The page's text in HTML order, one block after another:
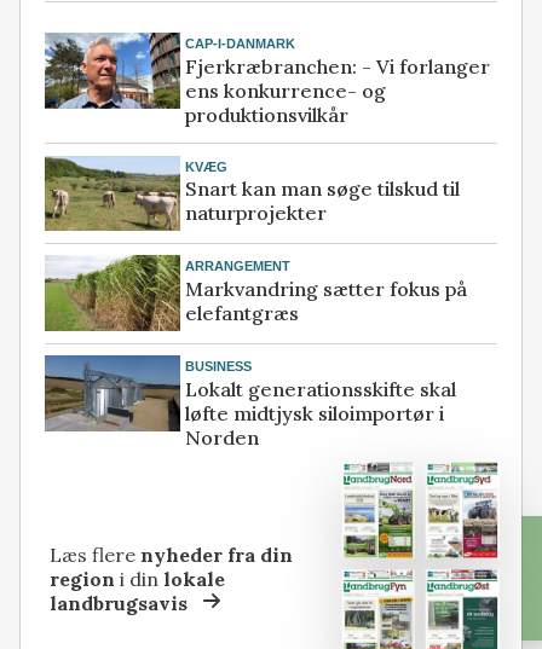
CAP-I-DANMARK
Fjerkræbranchen: - Vi forlanger
ens konkurrence- og
produktionsvilkår
KVÆG
Snart kan man søge tilskud til
naturprojekter
ARRANGEMENT
Markvandring sætter fokus på
elefantgræs
BUSINESS
Lokalt generationsskifte skal
løfte midtjysk siloimportør i
Norden
Læs flere nyheder fra din
region i dinlokale
landbrugsavis